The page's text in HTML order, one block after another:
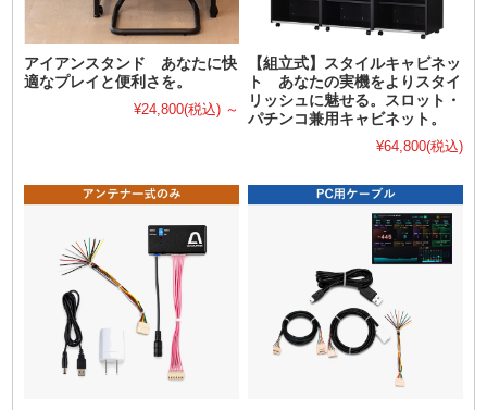
アイアンスタンド あなたに快
適なプレイと便利さを。
¥24,800(税込) ～
【組立式】スタイルキャビネッ
ト あなたの実機をよりスタイ
リッシュに魅せる。スロット・
パチンコ兼用キャビネット。
¥64,800(税込)